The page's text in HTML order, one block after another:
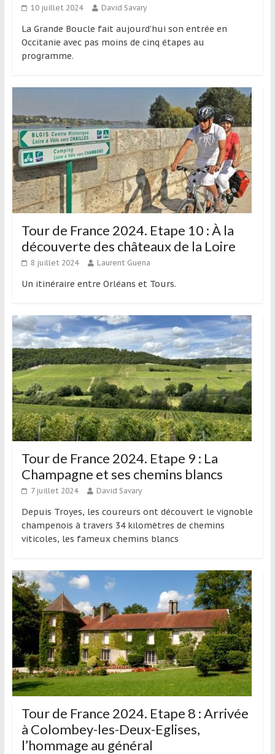
10 juillet 2024 David Savary
La Grande Boucle fait aujourd’hui son entrée en
Occitanie avec pas moins de cinq étapes au
programme.
Tour de France 2024. Etape 10 : À la
découverte des châteaux de la Loire
8 juillet 2024 Laurent Guena
Un itinéraire entre Orléans et Tours.
Tour de France 2024. Etape 9 : La
Champagne et ses chemins blancs
7 juillet 2024 David Savary
Depuis Troyes, les coureurs ont découvert le vignoble
champenois à travers 34 kilomètres de chemins
viticoles, les fameux chemins blancs
Tour de France 2024. Etape 8 : Arrivée
à Colombey-les-Deux-Eglises,
l’hommage au général